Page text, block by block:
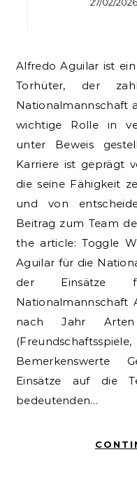
Alfredo Aguilar ist ein prominenter paraguayischer
Torhüter, der
Nationalmannschaft
wichtige Rolle in
unter Beweis
Karriere ist geprägt
die seine Fähigkeit
und von
Beitrag zum Team
the article: Toggle
Aguilar für die
der Einsätze
Nationalmannschaft
nach Jahr
Bemerkenswerte
Einsätze auf die
bedeutenden…